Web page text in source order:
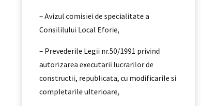
– Avizul comisiei de specialitate a
Consililului Local Eforie,
– Prevederile Legii nr.50/1991 privind
autorizarea executarii lucrarilor de
constructii, republicata, cu modificarile si
completarile ulterioare,